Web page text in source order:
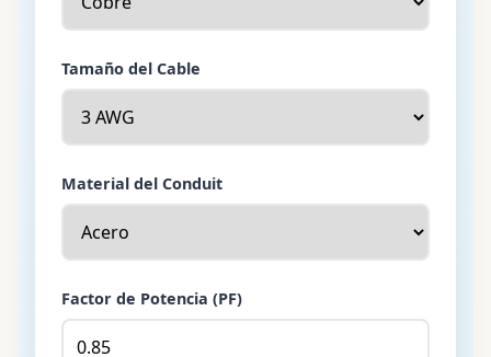
Tamaño del Cable
Material del Conduit
Factor de Potencia (PF)